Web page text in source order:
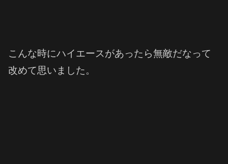
こんな時にハイエースがあったら無敵だなって
改めて思いました。